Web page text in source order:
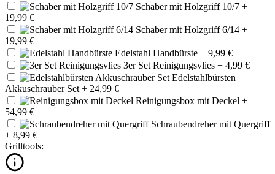
Schaber mit Holzgriff 10/7 +
19,99 €
Schaber mit Holzgriff 6/14 +
19,99 €
Edelstahl Handbürste + 9,99 €
3er Set Reinigungsvlies + 4,99 €
Edelstahlbürsten
Akkuschrauber Set + 24,99 €
Reinigungsbox mit Deckel +
54,99 €
Schraubendreher mit Quergriff
+ 8,99 €
Grilltools: